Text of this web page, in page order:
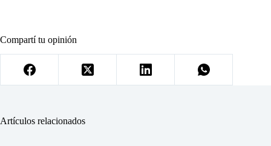
Compartí tu opinión
Artículos relacionados